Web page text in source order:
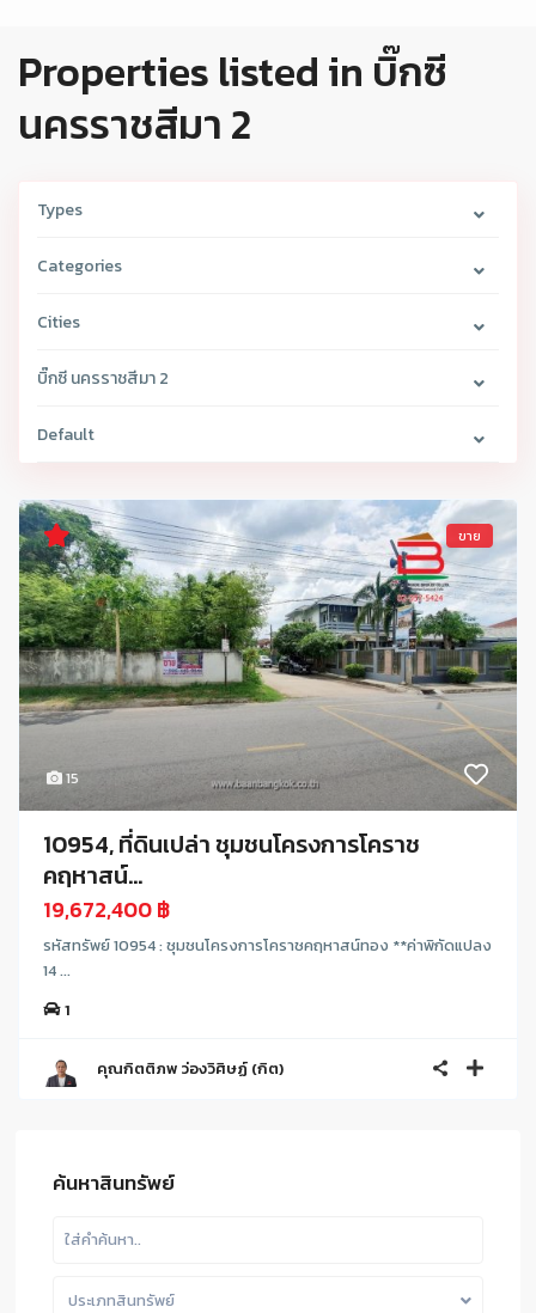
Properties listed in บิ๊กซี
นครราชสีมา 2
Types
Categories
Cities
บิ๊กซี นครราชสีมา 2
Default
15
ขาย
10954, ที่ดินเปล่า ชุมชนโครงการโคราช
คฤหาสน์...
19,672,400 ฿
รหัสทรัพย์ 10954 : ชุมชนโครงการโคราชคฤหาสน์ทอง **ค่าพิกัดแปลง
14 ...
1
คุณกิตติภพ ว่องวิศิษฏ์ (กิต)
ค้นหาสินทรัพย์
ประเภทสินทรัพย์